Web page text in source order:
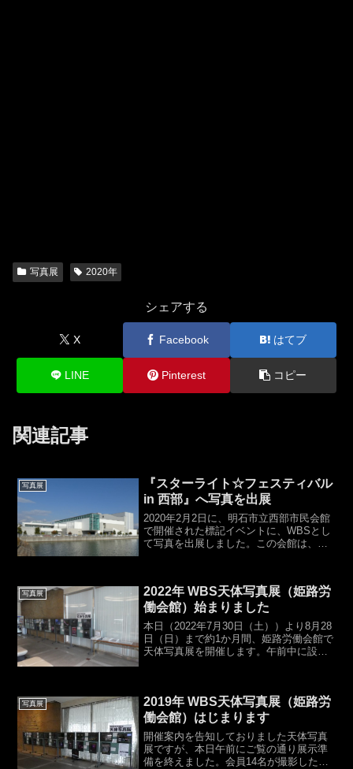
写真展 2020年
シェアする
X Facebook はてブ
LINE Pinterest コピー
関連記事
写真展
『スターライト☆フェスティバル
in 西部』へ写真を出展
2020年2月2日に、明石市立西部市民会館
で開催された標記イベントに、WBSとし
て写真を出展しました。この会館は、
タリウム、図書...
写真展
2022年 WBS天体写真展（姫路労
働会館）始まりました
本日（2022年7月30日（土））より8月28
日（日）まで約1か月間、姫路労働会館で
天体写真展を開催します。午前中に設営
料です。...
写真展
2019年 WBS天体写真展（姫路労
働会館）はじまります
開催案内を告知しておりました天体写真
展ですが、本日午前にご覧の通り展示準
備を終えました。会員14名が撮影した写